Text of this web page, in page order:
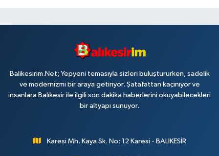
Balikesirim.Net; Yepyeni temasıyla sizleri buluştururken, sadelik
ve modernizmi bir araya getiriyor. Şatafattan kaçınıyor ve
insanlara Balıkesir ile ilgili son dakika haberlerini okuyabilecekleri
bir altyapı sunuyor.
Karesi Mh. Kaya Sk. No: 12 Karesi - BALIKESİR